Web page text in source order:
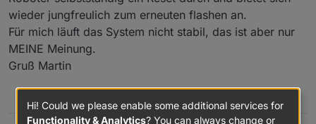
wieder jungfreulich zum erneuten flashen an.
Für mich läuft das System nicht stabil, das ist aber nur
MEINE Meinung.
Gruß Martin
Hi! Could we please enable some additional services for
Functionality & Analytics? You can always change or